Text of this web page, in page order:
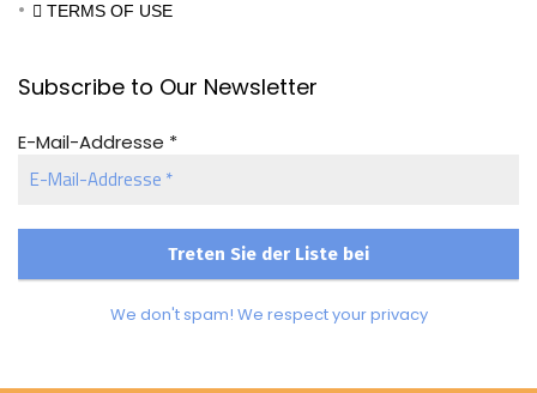
TERMS OF USE
Subscribe to Our Newsletter
E-Mail-Addresse *
We don't spam! We respect your privacy